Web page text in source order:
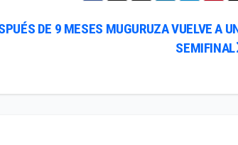
DE 9 MESES MUGURUZA VUELVE A
SEMIFINAL